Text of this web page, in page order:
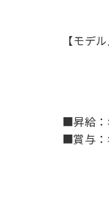
【モデ
■昇給
■賞与